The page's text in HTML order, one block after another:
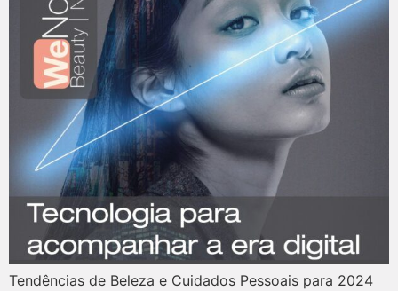
Tendências de Beleza e Cuidados Pessoais para 2024